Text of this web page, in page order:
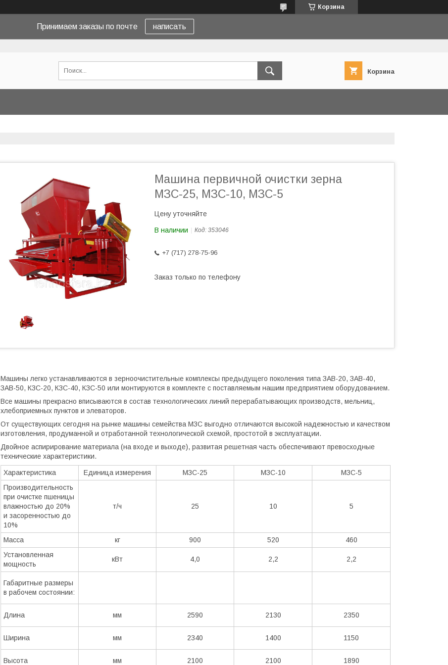
Корзина
Принимаем заказы по почте написать
Корзина
Машина первичной очистки зерна
МЗС-25, МЗС-10, МЗС-5
Цену уточняйте
В наличии Код: 353046
+7 (717) 278-75-96
Заказ только по телефону
Машины легко устанавливаются в зерноочистительные комплексы предыдущего поколения типа ЗАВ-20, ЗАВ-40,
ЗАВ-50, КЗС-20, КЗС-40, КЗС-50 или монтируются в комплекте с поставляемым нашим предприятием оборудованием.
Все машины прекрасно вписываются в состав технологических линий перерабатывающих производств, мельниц,
хлебоприемных пунктов и элеваторов.
От существующих сегодня на рынке машины семейства МЗС выгодно отличаются высокой надежностью и качеством
изготовления, продуманной и отработанной технологической схемой, простотой в эксплуатации.
Двойное аспирирование материала (на входе и выходе), развитая решетная часть обеспечивают превосходные
технические характеристики.
Характеристика Единица измерения МЗС-25 МЗС-10
МЗС-5
Производительность
при очистке пшеницы
влажностью до 20%
и засоренностью до
10%
т/ч 25 10 5
Масса кг 900 520
460
Установленная
мощность
кВт 4,0 2,2 2,2
Габаритные размеры
в рабочем состоянии:
Длина мм 2590 2130 2350
Ширина мм 2340 1400 1150
Высота мм 2100 2100 1890